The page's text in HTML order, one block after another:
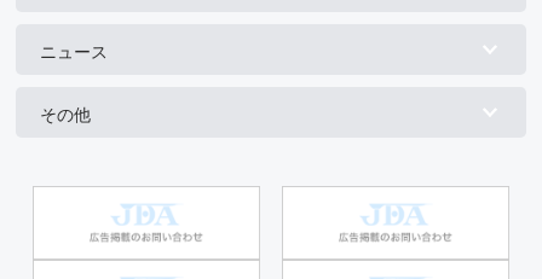
ニュース
その他